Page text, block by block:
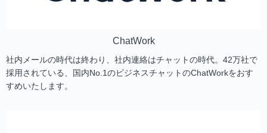
ChatWork
社内メールの時代は終わり、社内連絡はチャットの時代。42万社で
採用されている、国内No.1のビジネスチャットのChatWorkをおす
すめいたします。